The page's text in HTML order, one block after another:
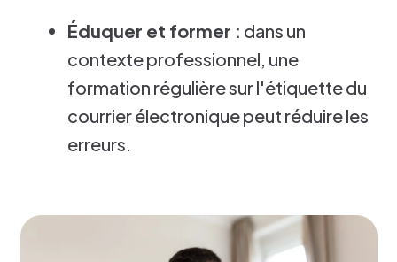
Éduquer et former : dans un
contexte professionnel, une
formation régulière sur l'étiquette du
courrier électronique peut réduire les
erreurs.